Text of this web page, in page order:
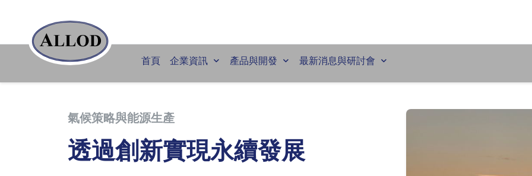
首頁 企業資訊 產品與開發 最新消息與研討會
氣候策略與能源生產
透過創新實現永續發展